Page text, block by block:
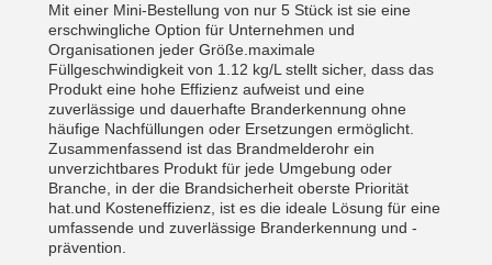
Mit einer Mini-Bestellung von nur 5 Stück ist sie eine
erschwingliche Option für Unternehmen und
Organisationen jeder Größe.maximale
Füllgeschwindigkeit von 1.12 kg/L stellt sicher, dass das
Produkt eine hohe Effizienz aufweist und eine
zuverlässige und dauerhafte Branderkennung ohne
häufige Nachfüllungen oder Ersetzungen ermöglicht.
Zusammenfassend ist das Brandmelderohr ein
unverzichtbares Produkt für jede Umgebung oder
Branche, in der die Brandsicherheit oberste Priorität
hat.und Kosteneffizienz, ist es die ideale Lösung für eine
umfassende und zuverlässige Branderkennung und -
prävention.